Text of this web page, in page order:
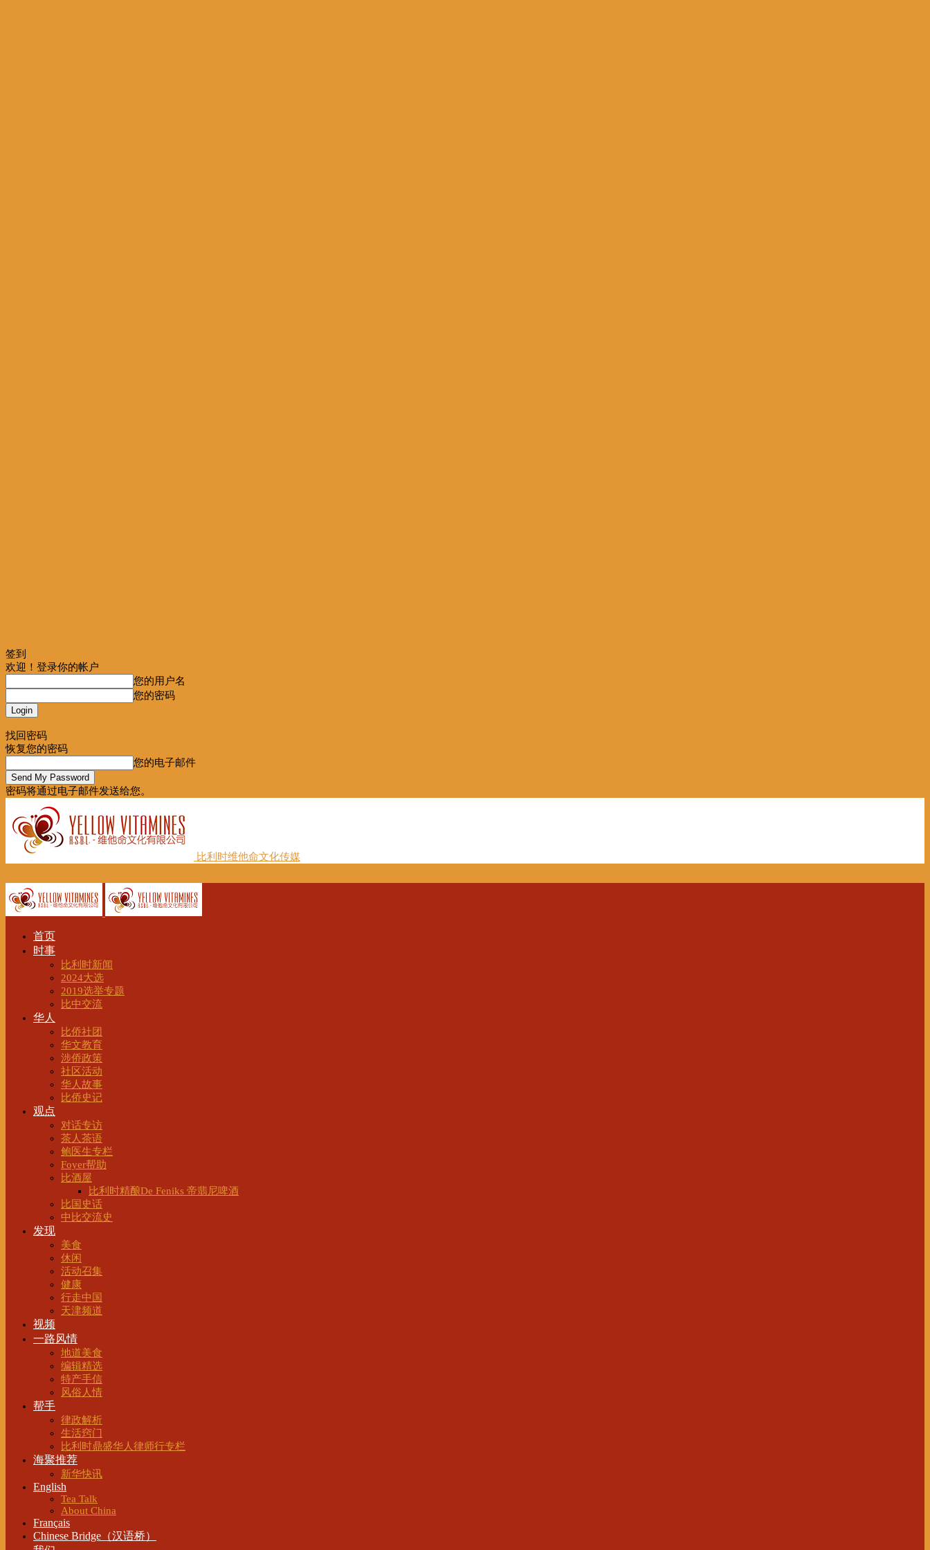
签到
欢迎！登录你的帐户
您的用户名
您的密码
找回密码
恢复您的密码
您的电子邮件
密码将通过电子邮件发送给您。
比利时维他命文化传媒
首页
时事
比利时新闻
2024大选
2019选举专题
比中交流
华人
比侨社团
华文教育
涉侨政策
社区活动
华人故事
比侨史记
观点
对话专访
茶人茶语
鲍医生专栏
Foyer帮助
比酒屋
比利时精酿De Feniks 帝翡尼啤酒
比国史话
中比交流史
发现
美食
休闲
活动召集
健康
行走中国
天津频道
视频
一路风情
地道美食
编辑精选
特产手信
风俗人情
帮手
律政解析
生活窍门
比利时鼎盛华人律师行专栏
海聚推荐
新华快讯
English
Tea Talk
About China
Français
Chinese Bridge（汉语桥）